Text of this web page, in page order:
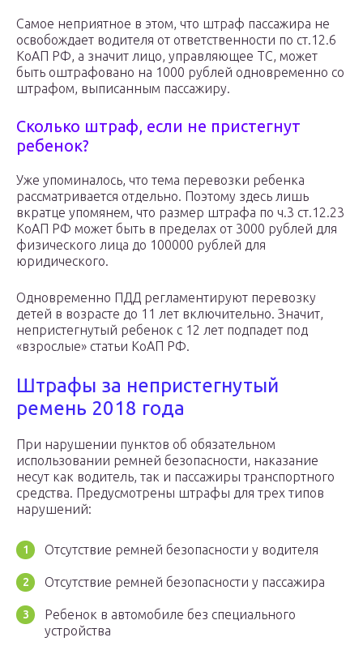
Самое неприятное в этом, что штраф пассажира не
освобождает водителя от ответственности по ст.12.6
КоАП РФ, а значит лицо, управляющее ТС, может
быть оштрафовано на 1000 рублей одновременно со
штрафом, выписанным пассажиру.
Сколько штраф, если не пристегнут
ребенок?
Уже упоминалось, что тема перевозки ребенка
рассматривается отдельно. Поэтому здесь лишь
вкратце упомянем, что размер штрафа по ч.3 ст.12.23
КоАП РФ может быть в пределах от 3000 рублей для
физического лица до 100000 рублей для
юридического.
Одновременно ПДД регламентируют перевозку
детей в возрасте до 11 лет включительно. Значит,
непристегнутый ребенок с 12 лет подпадет под
«взрослые» статьи КоАП РФ.
Штрафы за непристегнутый
ремень 2018 года
При нарушении пунктов об обязательном
использовании ремней безопасности, наказание
несут как водитель, так и пассажиры транспортного
средства. Предусмотрены штрафы для трех типов
нарушений:
Отсутствие ремней безопасности у водителя
Отсутствие ремней безопасности у пассажира
Ребенок в автомобиле без специального
устройства